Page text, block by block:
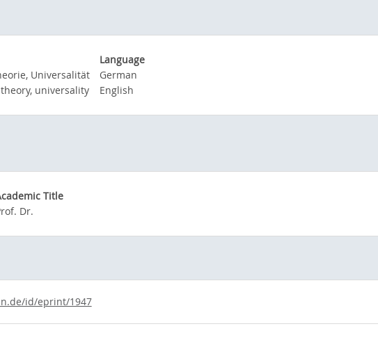
Language
Universalität
German
universality
English
Title
Dr.
id/eprint/1947